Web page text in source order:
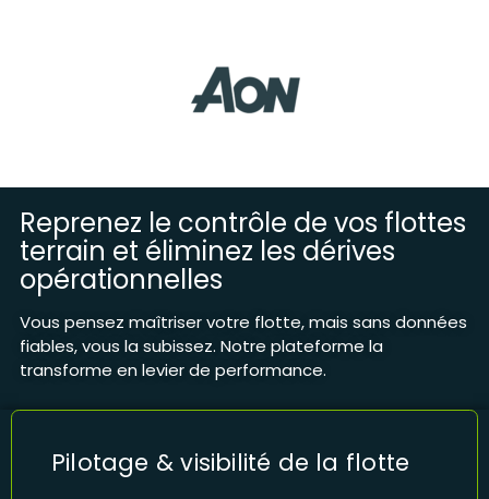
Reprenez le contrôle de vos flottes
terrain et éliminez les dérives
opérationnelles
Vous pensez maîtriser votre flotte, mais sans données
fiables, vous la subissez. Notre plateforme la
transforme en levier de performance.
Pilotage & visibilité de la flotte